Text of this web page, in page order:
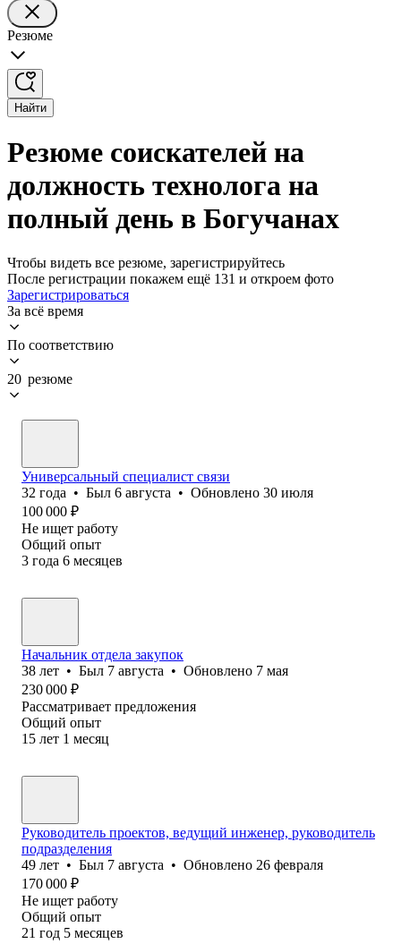
Резюме
Найти
Резюме соискателей на
должность технолога на
полный день в Богучанах
Чтобы видеть все резюме, зарегистрируйтесь
После регистрации покажем ещё 131 и откроем фото
Зарегистрироваться
За всё время
По соответствию
20 резюме
Универсальный специалист связи
32 года • Был 6 августа • Обновлено 30 июля
100 000 ₽
Не ищет работу
Общий опыт
3 года 6 месяцев
Начальник отдела закупок
38 лет • Был 7 августа • Обновлено 7 мая
230 000 ₽
Рассматривает предложения
Общий опыт
15 лет 1 месяц
Руководитель проектов, ведущий инженер, руководитель
подразделения
49 лет • Был 7 августа • Обновлено 26 февраля
170 000 ₽
Не ищет работу
Общий опыт
21 год 5 месяцев